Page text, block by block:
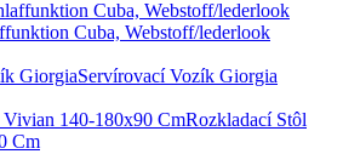
Cuba, Webstoff/lederlook
Servírovací Vozík Giorgia
Rozkladací Stôl
Cm